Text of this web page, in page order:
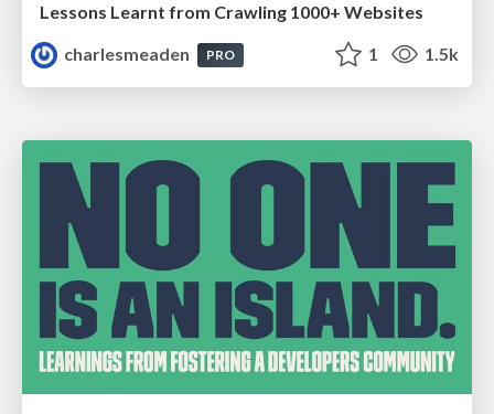
Lessons Learnt from Crawling 1000+ Websites
charlesmeaden
PRO 1 1.5k